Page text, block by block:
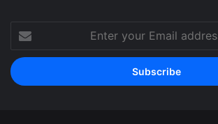
Enter
your
Email
address